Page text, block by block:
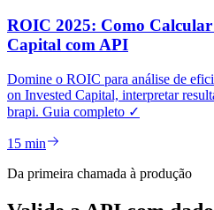
ROIC 2025: Como
Capital com API
Domine o ROIC para análise de
on Invested Capital, interpretar
brapi. Guia completo ✓
15 min
Da primeira chamada à produção